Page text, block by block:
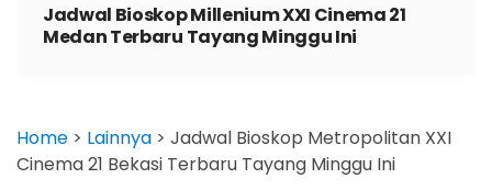
Jadwal Bioskop Millenium XXI Cinema 21
Medan Terbaru Tayang Minggu Ini
Home > Lainnya > Jadwal Bioskop Metropolitan XXI
Cinema 21 Bekasi Terbaru Tayang Minggu Ini